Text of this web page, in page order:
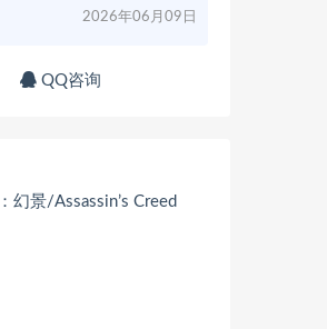
2026年06月09日
QQ咨询